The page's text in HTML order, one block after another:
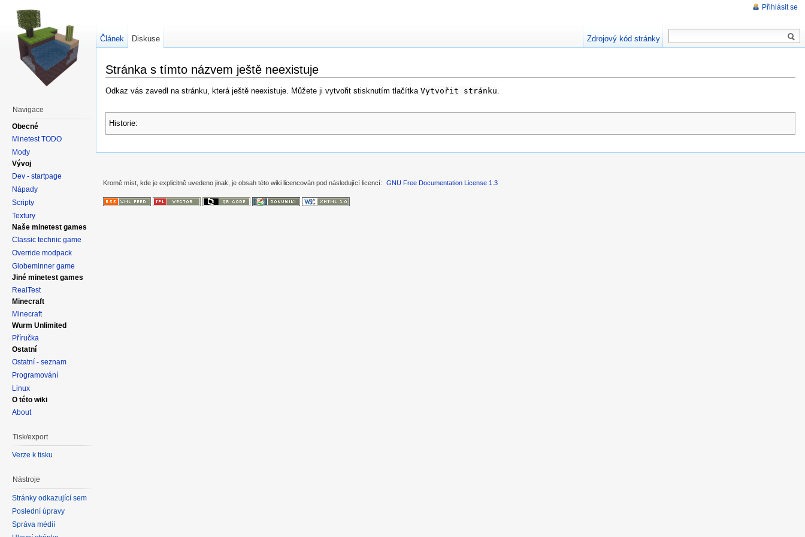
Stránka s tímto názvem ještě neexistuje
Odkaz vás zavedl na stránku, která ještě neexistuje. Můžete ji vytvořit stisknutím tlačítka Vytvořit stránku
Historie:
Přihlásit se
Článek Diskuse Zdrojový kód stránky
Navigace
Obecné
Minetest TODO
Mody
Vývoj
Dev - startpage
Nápady
Scripty
Textury
Naše minetest games
Classic technic game
Override modpack
Globeminner game
Jiné minetest games
RealTest
Minecraft
Minecraft
Wurm Unlimited
Příručka
Ostatní
Ostatní - seznam
Programování
Linux
O této wiki
About
Tisk/export
Verze k tisku
Nástroje
Stránky odkazující sem
Poslední úpravy
Správa médií
Kromě míst, kde je explicitně uvedeno jinak, je obsah této wiki licencován pod následující licencí: GNU Free Documentation License 1.3